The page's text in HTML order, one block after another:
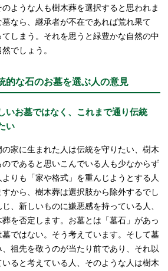
ような人も樹木葬を選択すると思われま
なら、継承者が不在であれば荒れ果て
しまう。それを思うと緑豊かな自然の中
でしょう。
的な石のお墓を選ぶ人の意見
いお墓ではなく、これまで通り伝統
い
家に生まれた人は伝統を守りたい、樹木
であると思いこんでいる人も少なからず
りも「家や格式」を重んじようとする人
から、樹木葬は選択肢から除外するでし
、新しいものに嫌悪感を持っている人、
を否定します。お墓とは「墓石」があっ
ではない。そう考えています。そして墓
祖先を敬うのが当たり前であり、それ以
ると考えている人、そのような人は樹木